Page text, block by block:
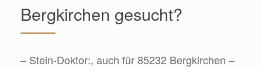
Bergkirchen gesucht?
– Stein-Doktor:, auch für 85232 Bergkirchen –